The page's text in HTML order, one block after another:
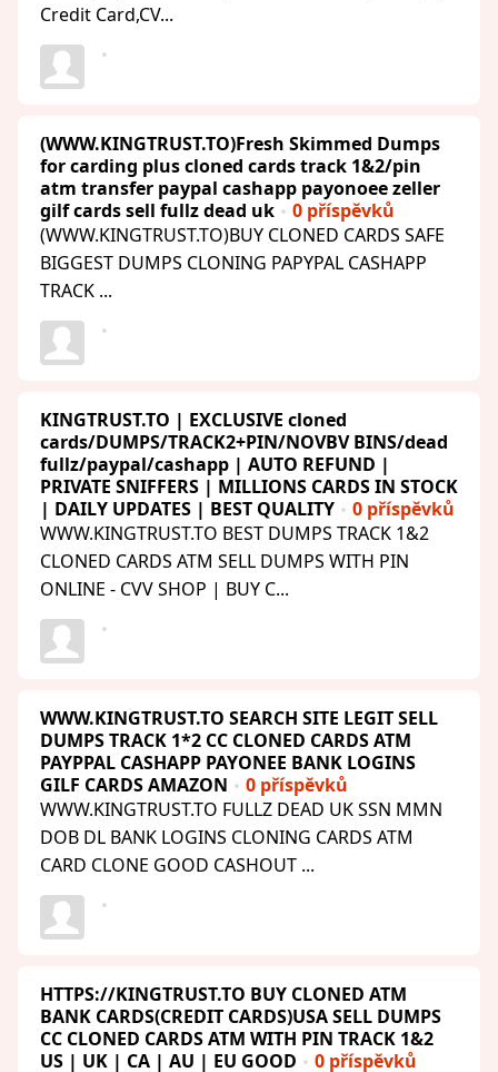
Credit Card,CV...
(WWW.KINGTRUST.TO)Fresh Skimmed Dumps
for carding plus cloned cards track 1&2/pin
atm transfer paypal cashapp payonoee zeller
gilf cards sell fullz dead uk
0 příspěvků
(WWW.KINGTRUST.TO)BUY CLONED CARDS SAFE
BIGGEST DUMPS CLONING PAPYPAL CASHAPP
TRACK ...
KINGTRUST.TO | EXCLUSIVE cloned
cards/DUMPS/TRACK2+PIN/NOVBV BINS/dead
fullz/paypal/cashapp | AUTO REFUND |
PRIVATE SNIFFERS | MILLIONS CARDS IN STOCK
| DAILY UPDATES | BEST QUALITY
0 příspěvků
WWW.KINGTRUST.TO BEST DUMPS TRACK 1&2
CLONED CARDS ATM SELL DUMPS WITH PIN
ONLINE - CVV SHOP | BUY C...
WWW.KINGTRUST.TO SEARCH SITE LEGIT SELL
DUMPS TRACK 1*2 CC CLONED CARDS ATM
PAYPPAL CASHAPP PAYONEE BANK LOGINS
GILF CARDS AMAZON
0 příspěvků
WWW.KINGTRUST.TO FULLZ DEAD UK SSN MMN
DOB DL BANK LOGINS CLONING CARDS ATM
CARD CLONE GOOD CASHOUT ...
HTTPS://KINGTRUST.TO BUY CLONED ATM
BANK CARDS(CREDIT CARDS)USA SELL DUMPS
CC CLONED CARDS ATM WITH PIN TRACK 1&2
US | UK | CA | AU | EU GOOD
0 příspěvků